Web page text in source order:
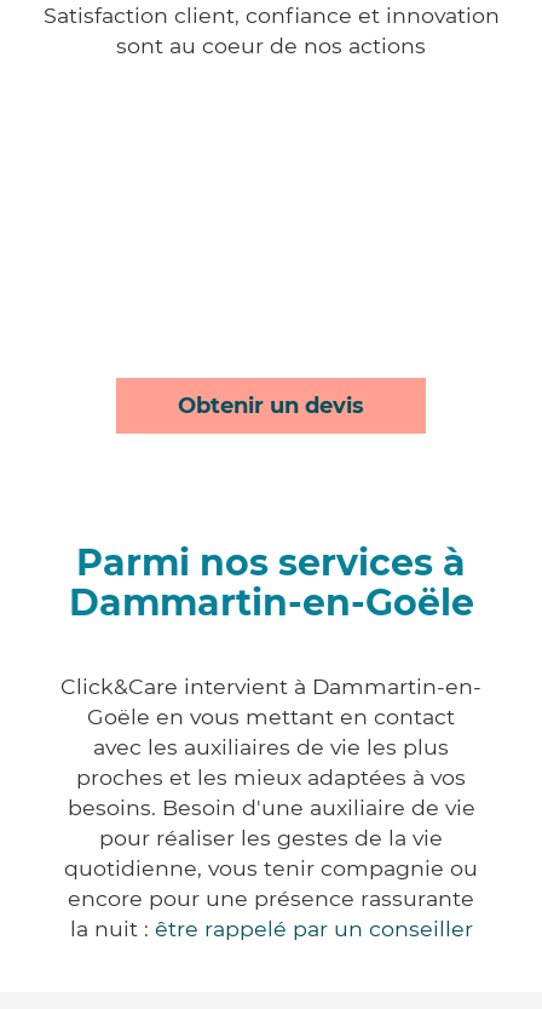
Satisfaction client, confiance et innovation
sont au coeur de nos actions
Obtenir un devis
Parmi nos services à
Dammartin-en-Goële
Click&Care intervient à Dammartin-en-
Goële en vous mettant en contact
avec les auxiliaires de vie les plus
proches et les mieux adaptées à vos
besoins. Besoin d'une auxiliaire de vie
pour réaliser les gestes de la vie
quotidienne, vous tenir compagnie ou
encore pour une présence rassurante
la nuit : être rappelé par un conseiller